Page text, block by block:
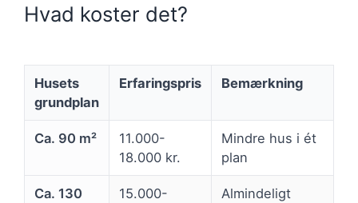
Hvad koster det?
Husets
grundplan
Erfaringspris Bemærkning
Ca. 90 m²
11.000-
18.000 kr.
Mindre hus i ét
plan
Ca. 130
15.000-
Almindeligt